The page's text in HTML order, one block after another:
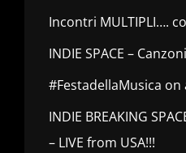
Incontri MULTIPLI….
INDIE SPACE –
#FestadellaMusica
INDIE BREAKING
– LIVE from USA!!!